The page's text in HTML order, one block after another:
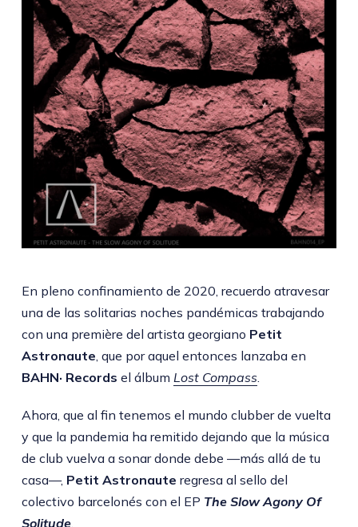
En pleno confinamiento de 2020, recuerdo atravesar
una de las solitarias noches pandémicas trabajando
con una première del artista georgiano Petit
Astronaute , que por aquel entonces lanzaba en
BAHN· Records el álbum Lost Compass
Ahora, que al fin tenemos el mundo clubber de vuelta
y que la pandemia ha remitido dejando que la música
de club vuelva a sonar donde debe —más allá de tu
casa—, Petit Astronaute regresa al sello del
colectivo barcelonés con el EP The Slow Agony Of
Solitude.